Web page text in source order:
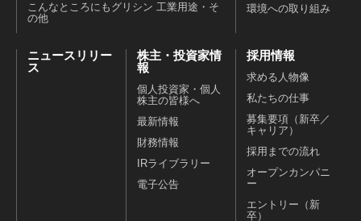
こんなところにもグリシン 工業用途・そ
の他
環境への取り組み
ニュースリリー
ス
株主・投資家情
報
個人投資家・個人
株主の皆様へ
最新情報
財務情報
IRライブラリー
電子公告
採用情報
求める人物像
私たちの仕事
募集要項（新卒／
キャリア）
採用までの流れ
オープンカンパニ
ー
エントリー（新
卒）